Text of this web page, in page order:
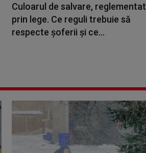
Culoarul de salvare, reglementat
prin lege. Ce reguli trebuie să
respecte șoferii și ce...